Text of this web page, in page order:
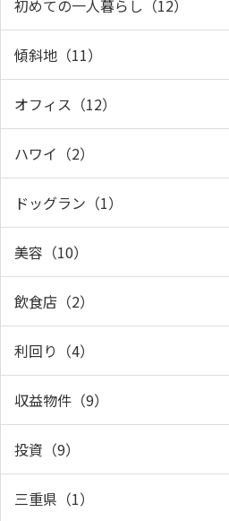
初めての一人暮らし（12）
傾斜地（11）
オフィス（12）
ハワイ（2）
ドッグラン（1）
美容（10）
飲食店（2）
利回り（4）
収益物件（9）
投資（9）
三重県（1）